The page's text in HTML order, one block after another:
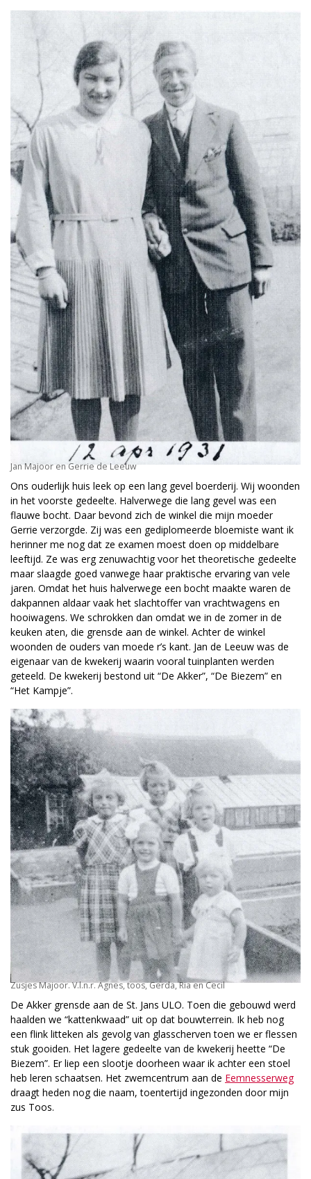
Jan Majoor en Gerrie de Leeuw
Ons ouderlijk huis leek op een lang gevel boerderij. Wij woonden
in het voorste gedeelte. Halverwege die lang gevel was een
flauwe bocht. Daar bevond zich de winkel die mijn moeder
Gerrie verzorgde. Zij was een gediplomeerde bloemiste want ik
herinner me nog dat ze examen moest doen op middelbare
leeftijd. Ze was erg zenuwachtig voor het theoretische gedeelte
maar slaagde goed vanwege haar praktische ervaring van vele
jaren. Omdat het huis halverwege een bocht maakte waren de
dakpannen aldaar vaak het slachtoffer van vrachtwagens en
hooiwagens. We schrokken dan omdat we in de zomer in de
keuken aten, die grensde aan de winkel. Achter de winkel
woonden de ouders van moede r’s kant. Jan de Leeuw was de
eigenaar van de kwekerij waarin vooral tuinplanten werden
geteeld. De kwekerij bestond uit “De Akker”, “De Biezem” en
“Het Kampje”.
Zusjes Majoor. V.l.n.r. Agnes, toos, Gerda, Ria en Cecil
De Akker grensde aan de St. Jans ULO. Toen die gebouwd werd
haalden we “kattenkwaad” uit op dat bouwterrein. Ik heb nog
een flink litteken als gevolg van glasscherven toen we er flessen
stuk gooiden. Het lagere gedeelte van de kwekerij heette “De
Biezem”. Er liep een slootje doorheen waar ik achter een stoel
heb leren schaatsen. Het zwemcentrum aan de Eemnesserweg
draagt heden nog die naam, toentertijd ingezonden door mijn
zus Toos.